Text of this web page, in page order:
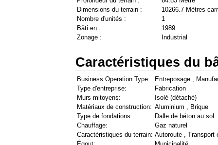
Dimensions du terrain :
10266.7 Mètres
Nombre d'unités :
1
Bâti en :
1989
Zonage :
Industrial
Caractéristiques du
Business Operation Type:
Entreposage ,
Type d'entreprise:
Fabrication
Murs mitoyens:
Isolé (détaché)
Matériaux de construction: Aluminium , Brique
Type de fondations:
Dalle de béton au sol
Chauffage:
Gaz naturel
Caractéristiques du terrain: Autoroute , Transport